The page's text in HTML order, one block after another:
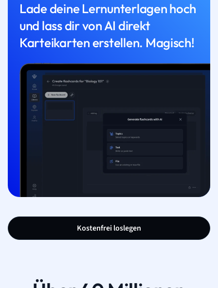
Lade deine Lernunterlagen hoch
und lass dir von AI direkt
Karteikarten erstellen. Magisch!
Kostenfrei loslegen